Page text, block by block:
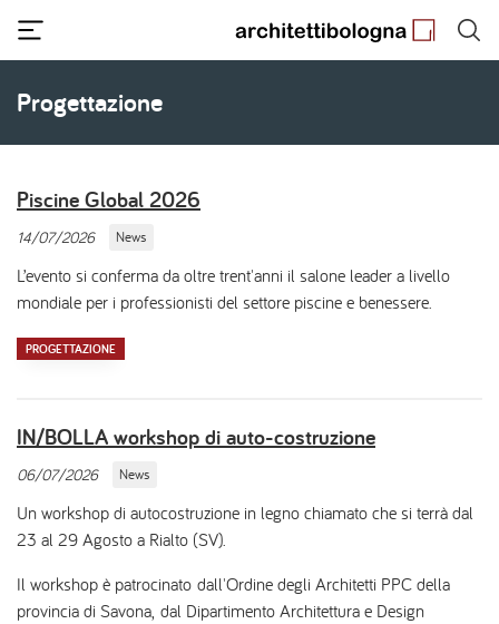
contenuto
principale
Progettazione
Piscine Global 2026
14/07/2026 News
L’evento si conferma da oltre trent'anni il salone leader a livello
mondiale per i professionisti del settore piscine e benessere.
PROGETTAZIONE
IN/BOLLA workshop di auto-costruzione
06/07/2026 News
Un workshop di autocostruzione in legno chiamato che si terrà dal
23 al 29 Agosto a Rialto (SV).
Il workshop è patrocinato dall'Ordine degli Architetti PPC della
provincia di Savona, dal Dipartimento Architettura e Design